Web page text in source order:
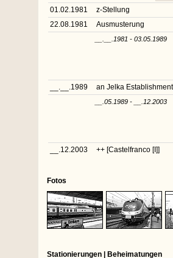
01.02.1981
z-Stellung
22.08.1981
Ausmusterung
__.__.1981 - 03.05.1989
__.__.1989 an Jelka
__.05.1989 - __.12.2003
__.12.2003 ++ [Castelfranco [I]]
Fotos
Stationierungen | Beheimatungen